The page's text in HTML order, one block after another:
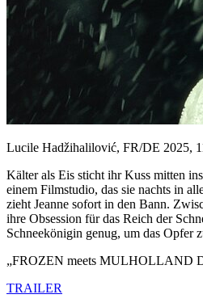
Lucile Hadžihalilović, FR/DE 2025,
Kälter als Eis sticht ihr Kuss mitten
einem Filmstudio, das sie nachts in
zieht Jeanne sofort in den Bann.
ihre Obsession für das Reich der
Schneekönigin genug, um das Opfer
„FROZEN meets MULHOLLAND
TRAILER